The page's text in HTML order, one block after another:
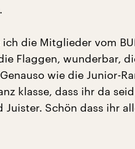
die Mitglieder vom
Flaggen, wunderbar,
wie die Junior-
klasse, dass ihr da seid
Schön dass ihr